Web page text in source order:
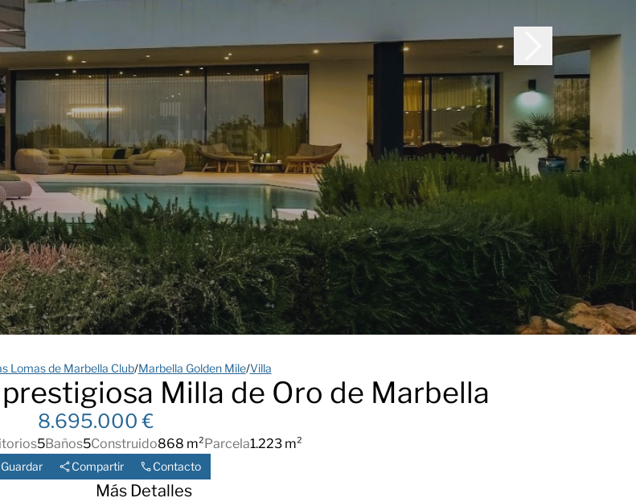
Lomas de Marbella Club/Marbella Golden Mile/Villa
Milla de Oro de Marbella
8.695.000 €
5Baños5Construido868 m²Parcela1.223 m²
Guardar Compartir Contacto
Más Detalles